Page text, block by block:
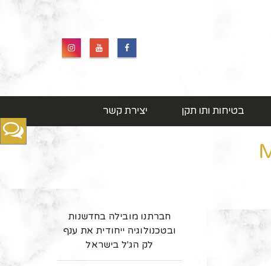
בטיחות ותו תקן יצירת קשר
חברתנו מובילה בחדשנות
ובטכנולוגיה ייחודית את ענף
לק הג'ל בישראל